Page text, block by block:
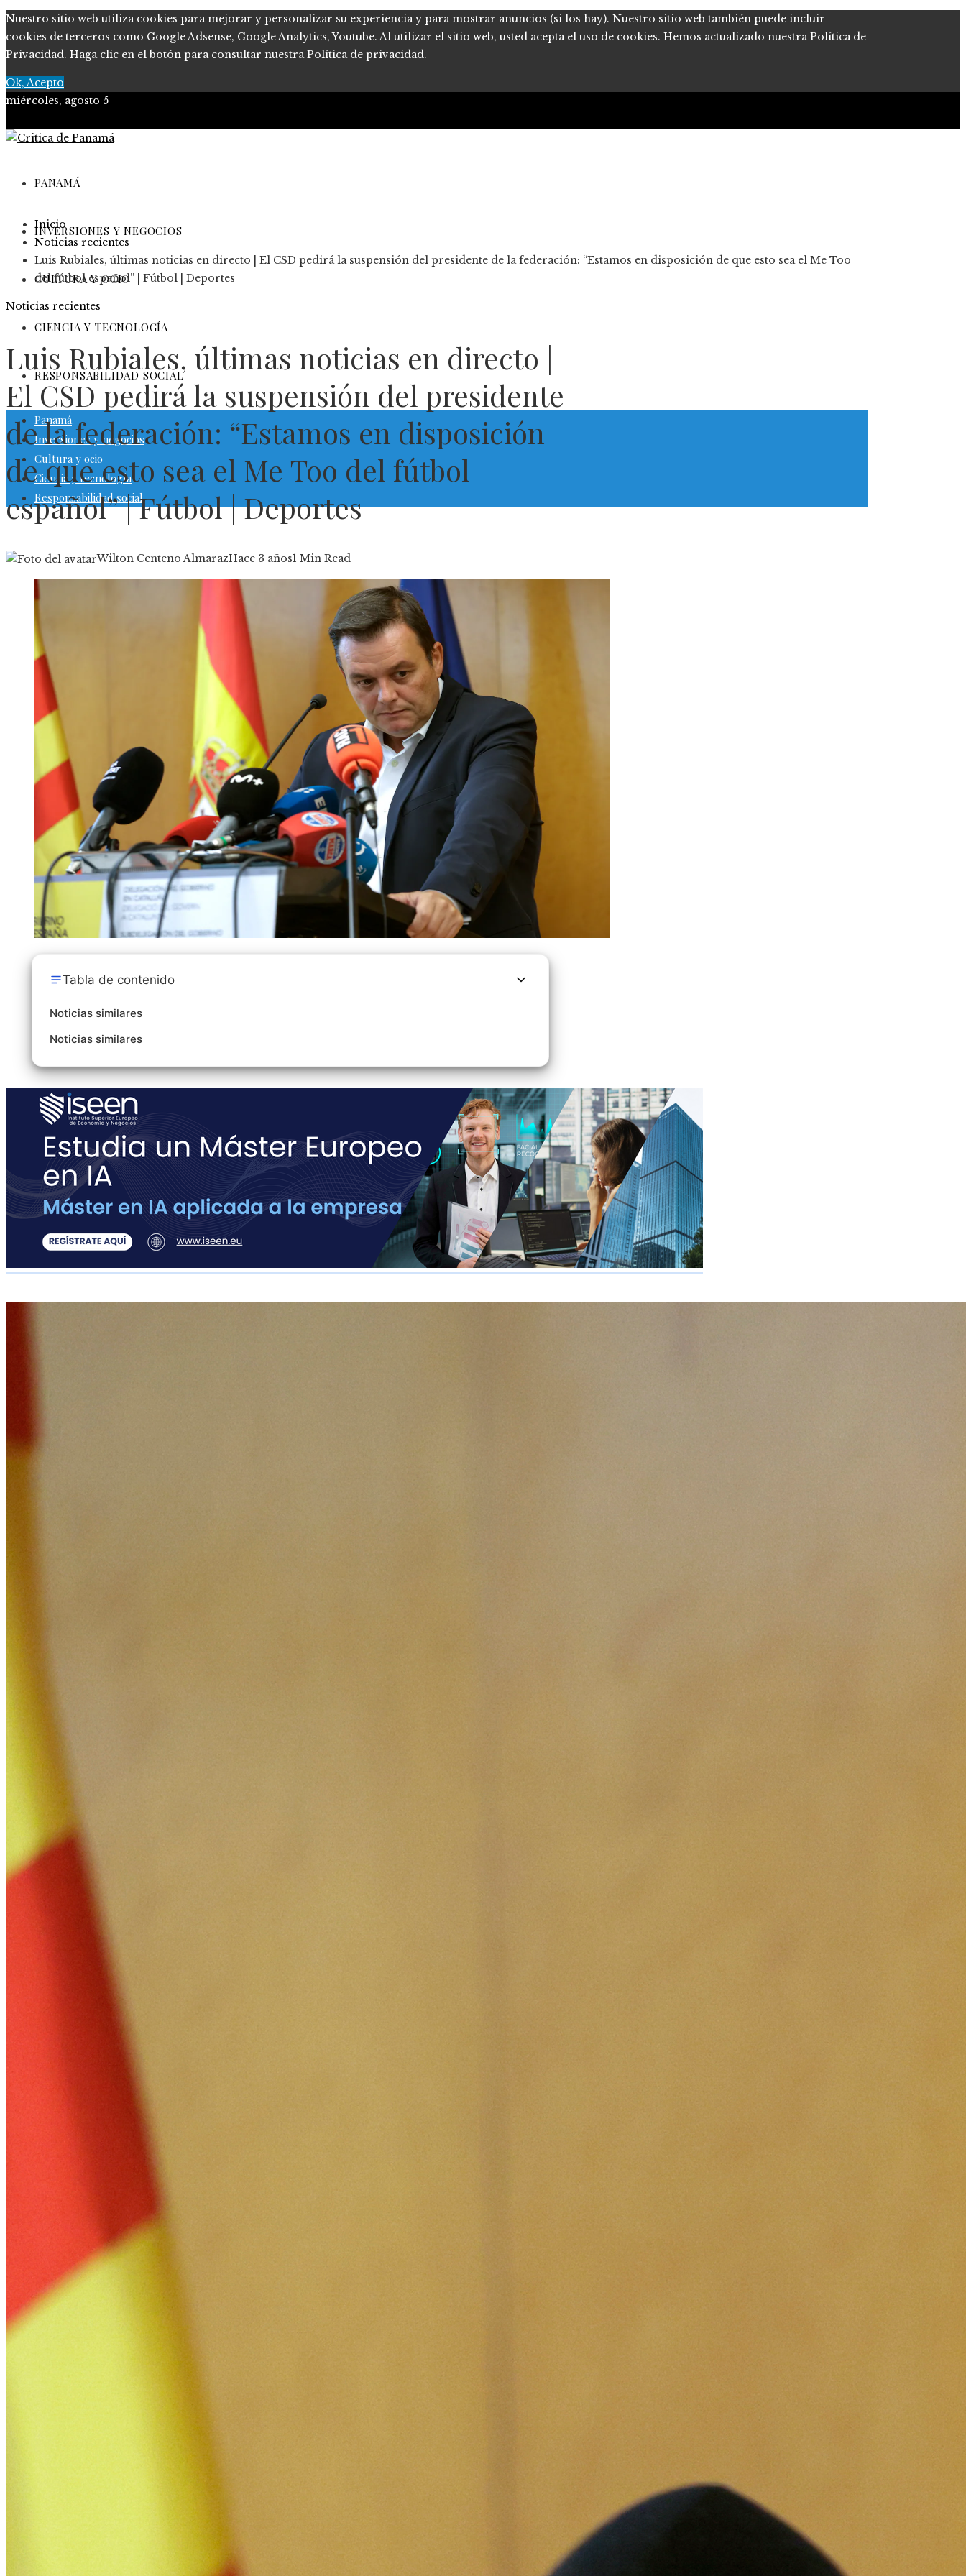
Nuestro sitio web utiliza cookies para mejorar y personalizar su experiencia y para mostrar anuncios (si los hay). Nuestro sitio web también puede incluir
cookies de terceros como Google Adsense, Google Analytics, Youtube. Al utilizar el sitio web, usted acepta el uso de cookies. Hemos actualizado nuestra Política de
Privacidad. Haga clic en el botón para consultar nuestra Política de privacidad.
Ok, Acepto
miércoles, agosto 5
PANAMÁ
INVERSIONES Y NEGOCIOS
CULTURA Y OCIO
CIENCIA Y TECNOLOGÍA
RESPONSABILIDAD SOCIAL
Panamá
Inversiones y negocios
Cultura y ocio
Ciencia y tecnología
Responsabilidad social
Inicio
Noticias recientes
Luis Rubiales, últimas noticias en directo | El CSD pedirá la suspensión del presidente de la federación: “Estamos en disposición de que esto sea el Me Too
del fútbol español” | Fútbol | Deportes
Noticias recientes
Luis Rubiales, últimas noticias en directo |
El CSD pedirá la suspensión del presidente
de la federación: “Estamos en disposición
de que esto sea el Me Too del fútbol
español” | Fútbol | Deportes
Wilton Centeno AlmarazHace 3 años1 Min Read
Tabla de contenido
Noticias similares
Noticias similares